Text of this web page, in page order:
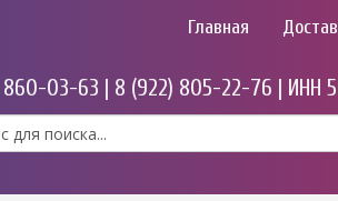
Главная
860-03-63 | 8 (922) 805-22-76 | ИНН